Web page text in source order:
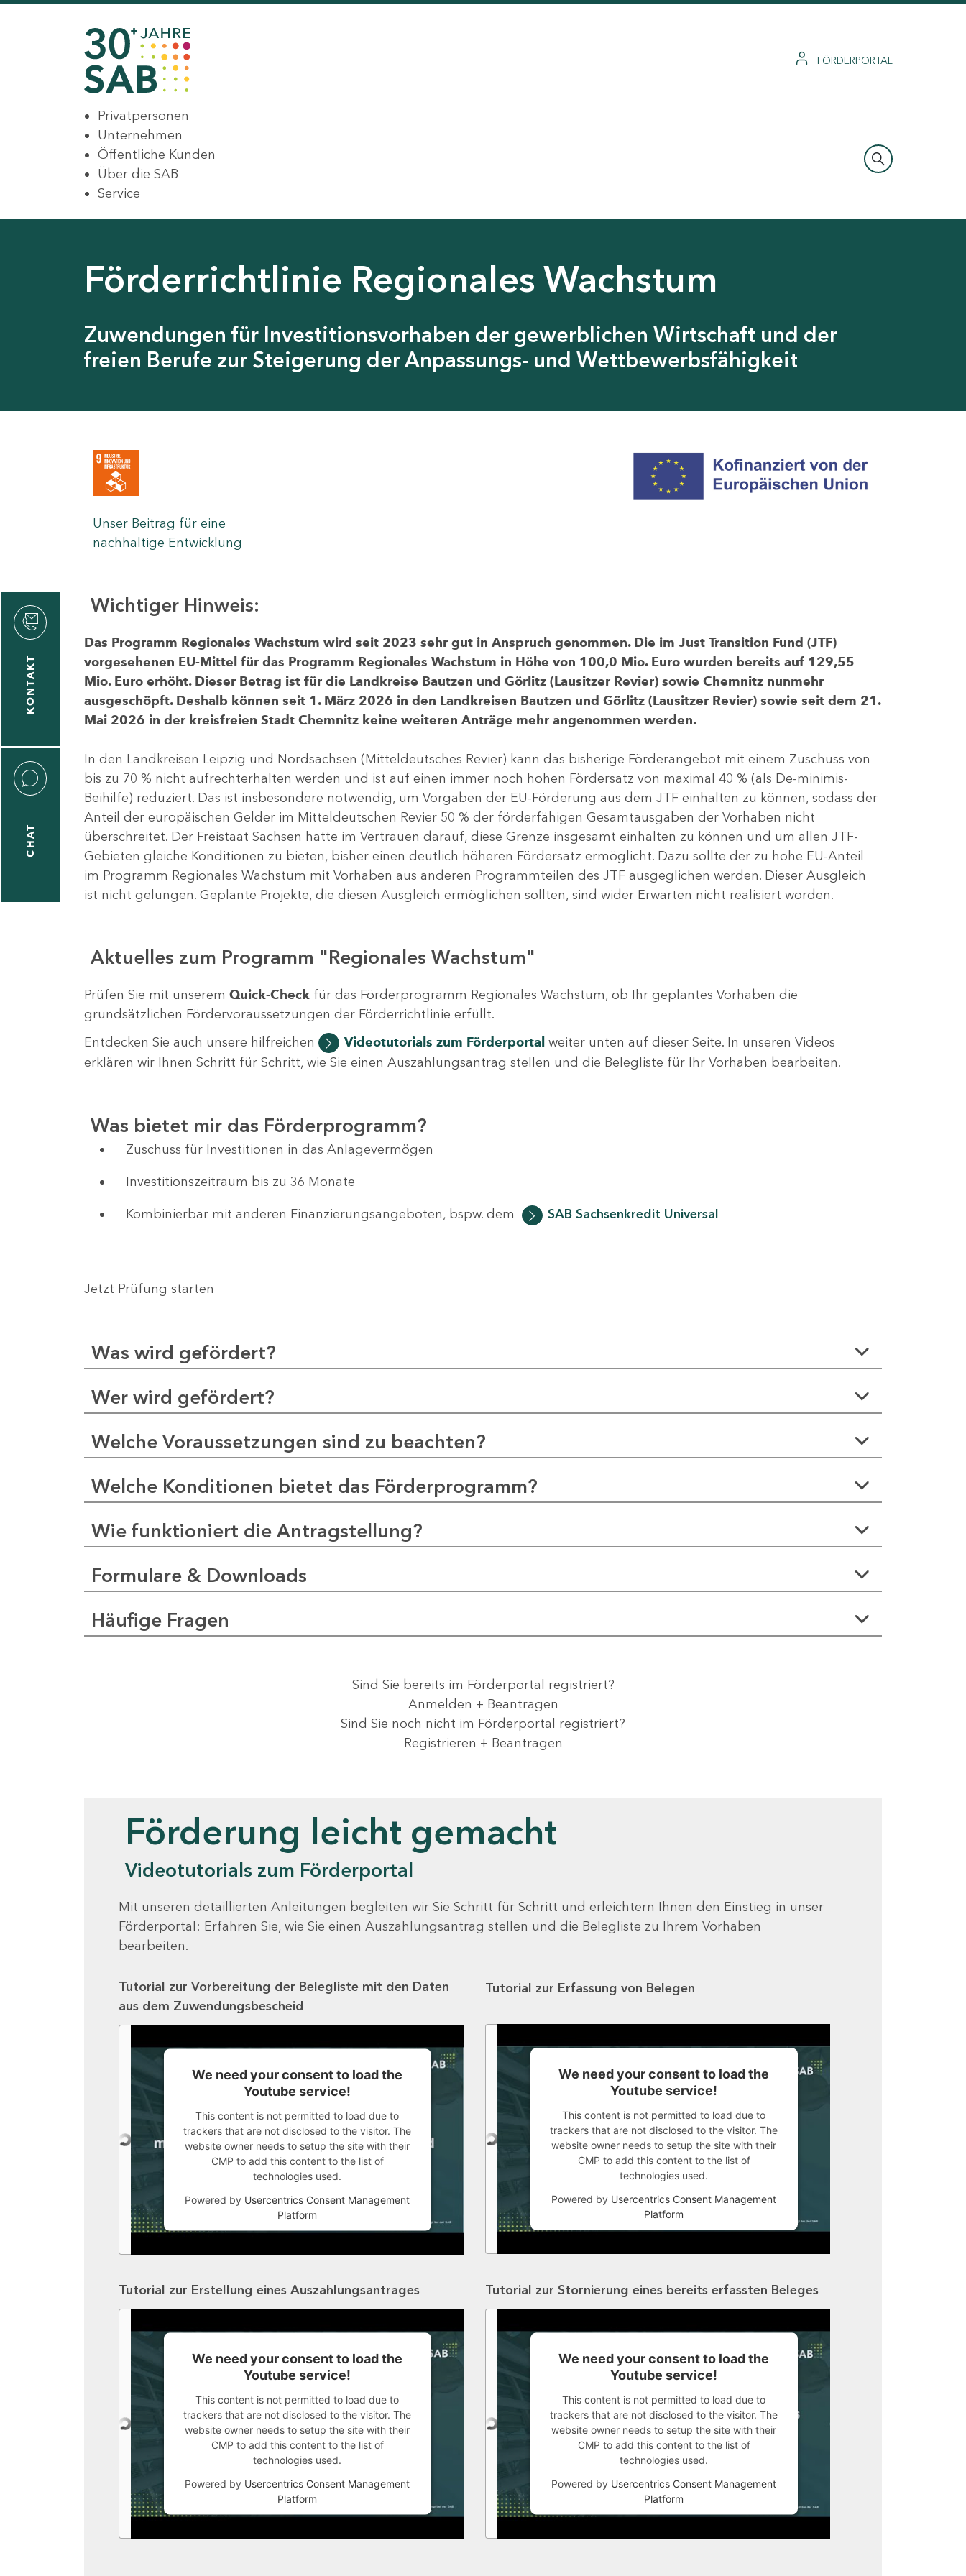
FÖRDERPORTAL
Privatpersonen
Unternehmen
Öffentliche Kunden
Über die SAB
Service
Förderrichtlinie Regionales Wachstum
Zuwendungen für Investitionsvorhaben der gewerblichen Wirtschaft und der
freien Berufe zur Steigerung der Anpassungs- und Wettbewerbsfähigkeit
Unser Beitrag für eine
nachhaltige Entwicklung
KONTAKT
CHAT
Wichtiger Hinweis:
Das Programm Regionales Wachstum wird seit 2023 sehr gut in Anspruch genommen. Die im Just Transition Fund (JTF)
vorgesehenen EU-Mittel für das Programm Regionales Wachstum in Höhe von 100,0 Mio. Euro wurden bereits auf 129,55
Mio. Euro erhöht. Dieser Betrag ist für die Landkreise Bautzen und Görlitz (Lausitzer Revier) sowie Chemnitz nunmehr
ausgeschöpft. Deshalb können seit 1. März 2026 in den Landkreisen Bautzen und Görlitz (Lausitzer Revier) sowie seit dem 21.
Mai 2026 in der kreisfreien Stadt Chemnitz keine weiteren Anträge mehr angenommen werden.
In den Landkreisen Leipzig und Nordsachsen (Mitteldeutsches Revier) kann das bisherige Förderangebot mit einem Zuschuss von
bis zu 70 % nicht aufrechterhalten werden und ist auf einen immer noch hohen Fördersatz von maximal 40 % (als De-minimis-
Beihilfe) reduziert. Das ist insbesondere notwendig, um Vorgaben der EU-Förderung aus dem JTF einhalten zu können, sodass der
Anteil der europäischen Gelder im Mitteldeutschen Revier 50 % der förderfähigen Gesamtausgaben der Vorhaben nicht
überschreitet. Der Freistaat Sachsen hatte im Vertrauen darauf, diese Grenze insgesamt einhalten zu können und um allen JTF-
Gebieten gleiche Konditionen zu bieten, bisher einen deutlich höheren Fördersatz ermöglicht. Dazu sollte der zu hohe EU-Anteil
im Programm Regionales Wachstum mit Vorhaben aus anderen Programmteilen des JTF ausgeglichen werden. Dieser Ausgleich
ist nicht gelungen. Geplante Projekte, die diesen Ausgleich ermöglichen sollten, sind wider Erwarten nicht realisiert worden.
Aktuelles zum Programm "Regionales Wachstum"
Prüfen Sie mit unserem Quick-Check für das Förderprogramm Regionales Wachstum, ob Ihr geplantes Vorhaben die
grundsätzlichen Fördervoraussetzungen der Förderrichtlinie erfüllt.
Entdecken Sie auch unsere hilfreichen
Videotutorials zum Förderportalweiter unten auf dieser Seite. In unseren Videos
erklären wir Ihnen Schritt für Schritt, wie Sie einen Auszahlungsantrag stellen und die Belegliste für Ihr Vorhaben bearbeiten.
Was bietet mir das Förderprogramm?
Zuschuss für Investitionen in das Anlagevermögen
Investitionszeitraum bis zu 36 Monate
Kombinierbar mit anderen Finanzierungsangeboten, bspw. dem SAB Sachsenkredit Universal
Jetzt Prüfung starten
Was wird gefördert?
Wer wird gefördert?
Welche Voraussetzungen sind zu beachten?
Welche Konditionen bietet das Förderprogramm?
Wie funktioniert die Antragstellung?
Formulare & Downloads
Häufige Fragen
Sind Sie bereits im Förderportal registriert?
Anmelden + Beantragen
Sind Sie noch nicht im Förderportal registriert?
Registrieren + Beantragen
Förderung leicht gemacht
Videotutorials zum Förderportal
Mit unseren detaillierten Anleitungen begleiten wir Sie Schritt für Schritt und erleichtern Ihnen den Einstieg in unser
Förderportal: Erfahren Sie, wie Sie einen Auszahlungsantrag stellen und die Belegliste zu Ihrem Vorhaben
bearbeiten.
Tutorial zur Vorbereitung der Belegliste mit den Daten
aus dem Zuwendungsbescheid
We need your consent to load the
Youtube service!
This content is not permitted to load due to
trackers that are not disclosed to the visitor. The
website owner needs to setup the site with their
CMP to add this content to the list of
technologies used.
Powered by Usercentrics Consent Management
Platform
Tutorial zur Erfassung von Belegen
We need your consent to load the
Youtube service!
This content is not permitted to load due to
trackers that are not disclosed to the visitor. The
website owner needs to setup the site with their
CMP to add this content to the list of
technologies used.
Powered by Usercentrics Consent Management
Platform
Tutorial zur Erstellung eines Auszahlungsantrages
We need your consent to load the
Youtube service!
This content is not permitted to load due to
trackers that are not disclosed to the visitor. The
website owner needs to setup the site with their
CMP to add this content to the list of
technologies used.
Powered by Usercentrics Consent Management
Platform
Tutorial zur Stornierung eines bereits erfassten Beleges
We need your consent to load the
Youtube service!
This content is not permitted to load due to
trackers that are not disclosed to the visitor. The
website owner needs to setup the site with their
CMP to add this content to the list of
technologies used.
Powered by Usercentrics Consent Management
Platform